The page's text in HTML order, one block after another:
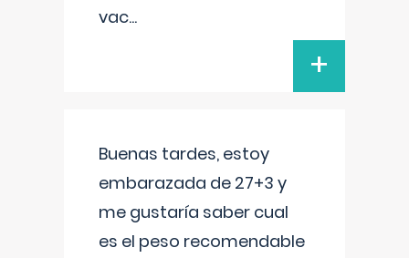
vac...
+
Buenas tardes, estoy
embarazada de 27+3 y
me gustaría saber cual
es el peso recomendable